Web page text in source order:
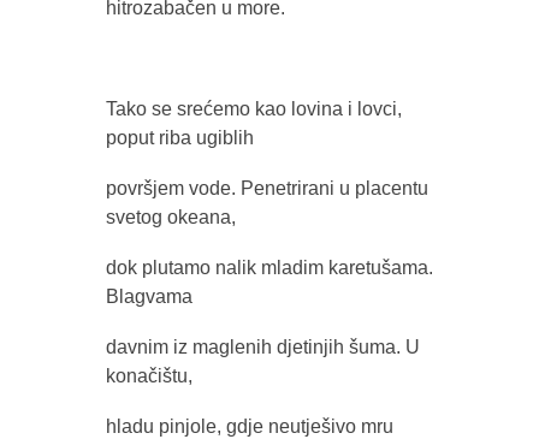
hitrozabačen u more.
Tako se srećemo kao lovina i lovci,
poput riba ugiblih
površjem vode. Penetrirani u placentu
svetog okeana,
dok plutamo nalik mladim karetušama.
Blagvama
davnim iz maglenih djetinjih šuma. U
konačištu,
hladu pinjole, gdje neutješivo mru